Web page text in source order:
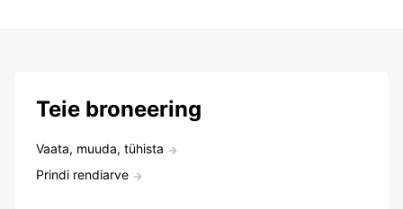
Teie broneering
Vaata, muuda, tühista
Prindi rendiarve